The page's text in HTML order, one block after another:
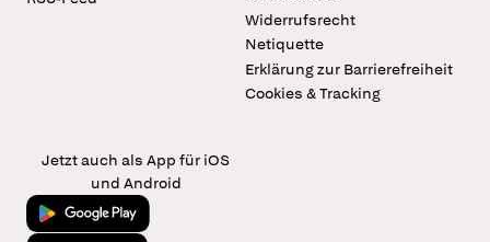
Widerrufsrecht
Netiquette
Erklärung zur Barrierefreiheit
Cookies & Tracking
Jetzt auch als App für iOS
und Android
Jetzt bei Google Play